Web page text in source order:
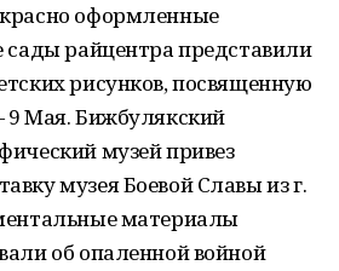
оформленные
сады райцентра представили
рисунков, посвященную
Мая. Бижбулякский
музей привез
музея Боевой Славы из г.
материалы
об опаленной войной